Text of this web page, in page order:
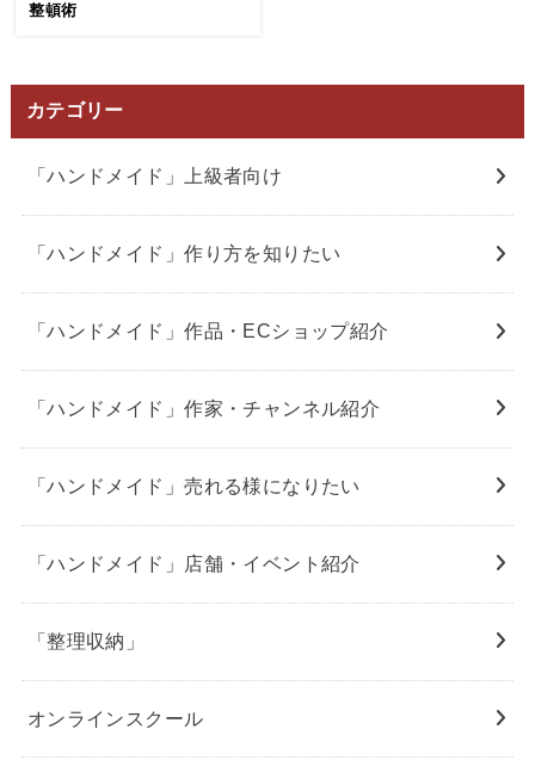
整頓術
カテゴリー
「ハンドメイド」上級者向け
「ハンドメイド」作り方を知りたい
「ハンドメイド」作品・ECショップ紹介
「ハンドメイド」作家・チャンネル紹介
「ハンドメイド」売れる様になりたい
「ハンドメイド」店舗・イベント紹介
「整理収納」
オンラインスクール